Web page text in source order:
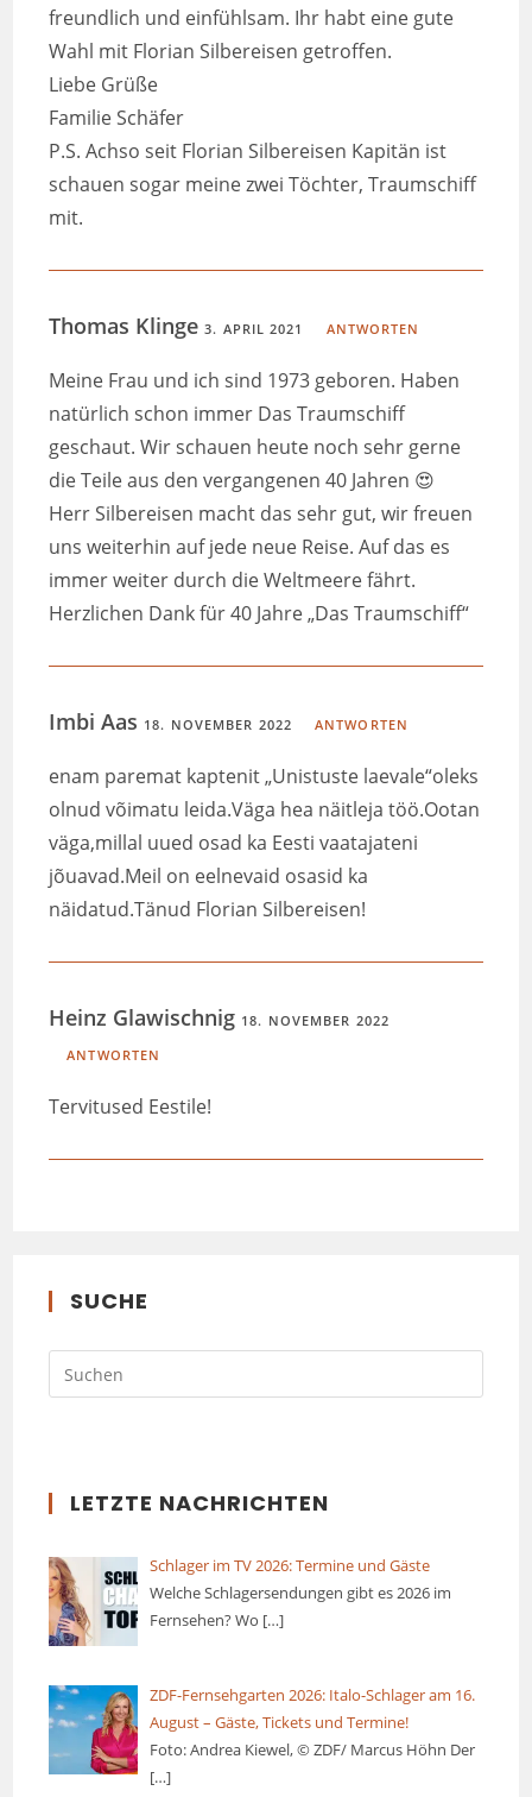
freundlich und einfühlsam. Ihr habt eine gute
Wahl mit Florian Silbereisen getroffen.
Liebe Grüße
Familie Schäfer
P.S. Achso seit Florian Silbereisen Kapitän ist
schauen sogar meine zwei Töchter, Traumschiff
mit.
Thomas Klinge3. APRIL 2021 ANTWORTEN
Meine Frau und ich sind 1973 geboren. Haben
natürlich schon immer Das Traumschiff
geschaut. Wir schauen heute noch sehr gerne
die Teile aus den vergangenen 40 Jahren 😍
Herr Silbereisen macht das sehr gut, wir freuen
uns weiterhin auf jede neue Reise. Auf das es
immer weiter durch die Weltmeere fährt.
Herzlichen Dank für 40 Jahre „Das Traumschiff“
Imbi Aas 18. NOVEMBER 2022 ANTWORTEN
enam paremat kaptenit „Unistuste laevale“oleks
olnud võimatu leida.Väga hea näitleja töö.Ootan
väga,millal uued osad ka Eesti vaatajateni
jõuavad.Meil on eelnevaid osasid ka
näidatud.Tänud Florian Silbereisen!
Heinz Glawischnig 18. NOVEMBER 2022
ANTWORTEN
Tervitused Eestile!
SUCHE
LETZTE NACHRICHTEN
Schlager im TV 2026: Termine und Gäste
Welche Schlagersendungen gibt es 2026 im
Fernsehen? Wo […]
ZDF-Fernsehgarten 2026: Italo-Schlager am 16.
August – Gäste, Tickets und Termine!
Foto: Andrea Kiewel, © ZDF/ Marcus Höhn Der
[…]